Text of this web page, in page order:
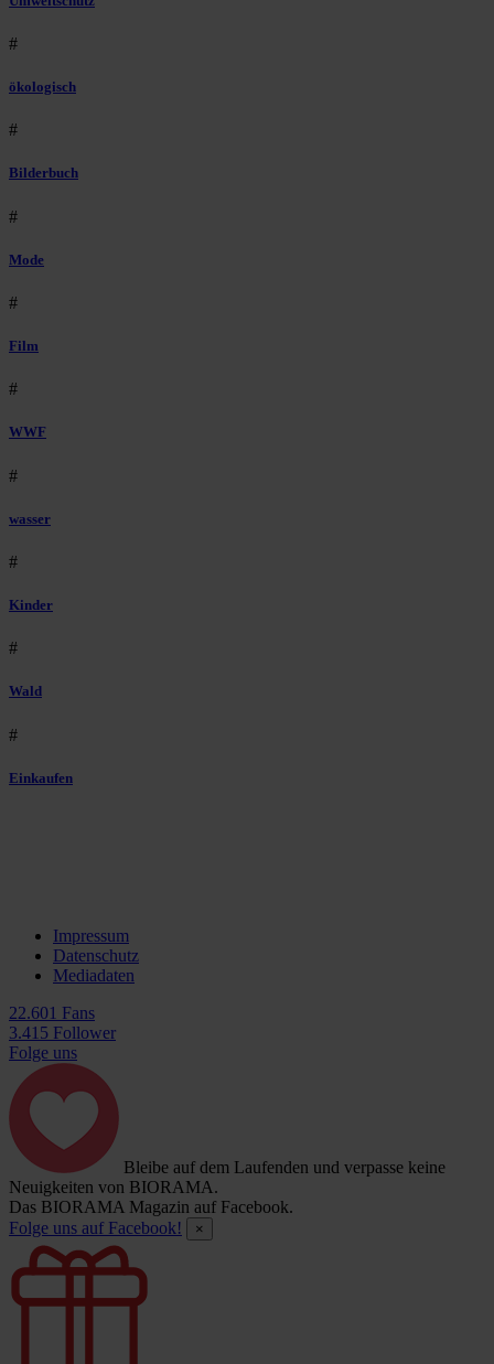
#
ökologisch
#
Bilderbuch
#
Mode
#
Film
#
WWF
#
wasser
#
Kinder
#
Wald
#
Einkaufen
Impressum
Datenschutz
Mediadaten
22.601 Fans
3.415 Follower
Folge uns
Bleibe auf dem Laufenden und verpasse keine
Neuigkeiten von BIORAMA.
Das BIORAMA Magazin auf Facebook.
Folge uns auf Facebook!
×